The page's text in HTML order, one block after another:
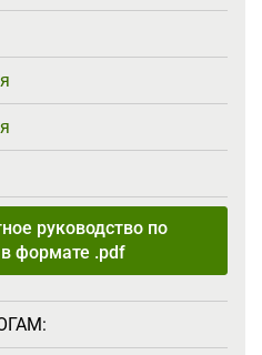
руководство по
формате .pdf